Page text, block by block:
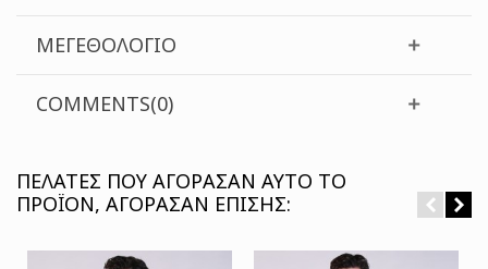
ΜΕΓΕΘΟΛΌΓΙΟ
COMMENTS(0)
ΠΕΛΆΤΕΣ ΠΟΥ ΑΓΌΡΑΣΑΝ ΑΥΤΌ ΤΟ
ΠΡΟΪΌΝ, ΑΓΌΡΑΣΑΝ ΕΠΊΣΗΣ: